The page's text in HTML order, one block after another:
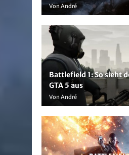
Von André
Battlefield 1: So sieht
GTA 5 aus
Von André